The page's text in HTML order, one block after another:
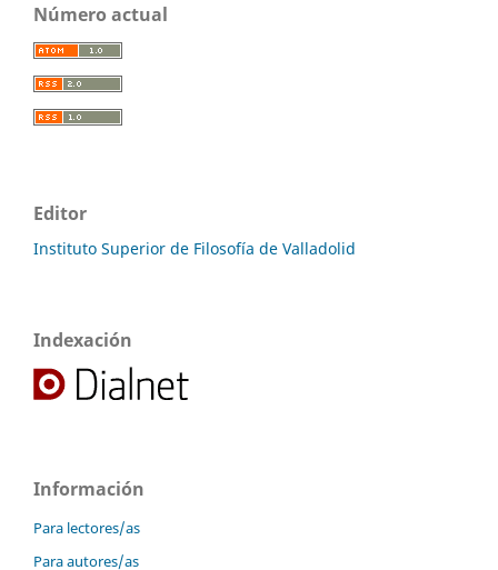
Número actual
Editor
Instituto Superior de Filosofía de Valladolid
Indexación
Información
Para lectores/as
Para autores/as